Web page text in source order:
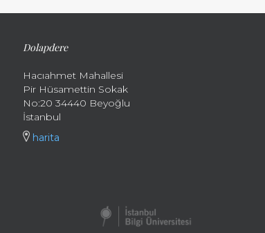
Dolapdere
Hacıahmet Mahallesi
Pir Hüsamettin Sokak
No:20 34440 Beyoğlu
İstanbul
harita